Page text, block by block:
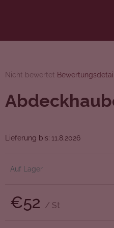
Die
Produktbewertung
ist
Sternen.
Nicht bewertet
Lieferung bis: 11.8.2026
Auf Lager
€52 / St
SUCHEN